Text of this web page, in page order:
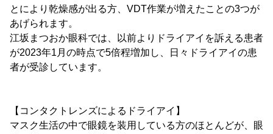
とにより乾燥感が出る方、VDT作業が増えたことの3つが
あげられます。
江坂まつおか眼科では、以前よりドライアイを訴える患者
が2023年1月の時点で5倍程増加し、日々ドライアイの患
者が受診しています。
【コンタクトレンズによるドライアイ】
マスク生活の中で眼鏡を装用している方のほとんどが、眼